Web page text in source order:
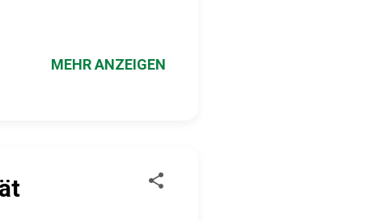
„schnell was
Geschmacklich eine
wie geröstetes
MEHR ANZEIGEN